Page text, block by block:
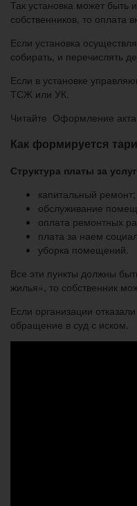
Так установка может быть
собственников, то оплата
Если установка
собирать, и перечислять
Если в установке
ТСЖ или УК.
Читайте Оформление
Как формируется
Структура платы за
капитальный ремонт;
обслуживание
оплата ремонтных
плата за наем
уборка помещений.
Все эти пункты должны
жилья», то собственник
Если организации
обращение в суд с иском.